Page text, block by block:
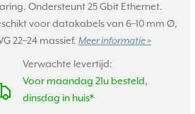
Ondersteunt 25 Gbit Ethernet.
voor datakabels van 6–10 mm Ø,
22–24 massief. Meer informatie »
Verwachte levertijd:
Voor maandag 21u besteld,
dinsdag in huis*